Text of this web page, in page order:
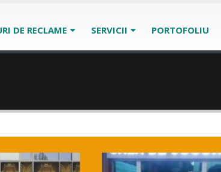
DE RECLAME SERVICII PORTOFOLIU